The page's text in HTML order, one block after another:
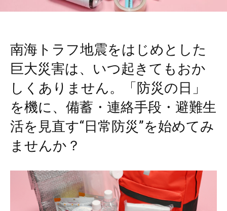
南海トラフ地震をはじめとした
巨大災害は、いつ起きてもおか
しくありません。「防災の日」
を機に、備蓄・連絡手段・避難生
活を見直す“日常防災”を始めてみ
ませんか？